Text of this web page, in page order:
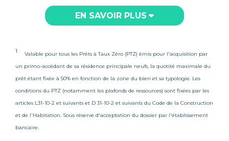
EN SAVOIR PLUS
1
Valable pour tous les Prêts à Taux Zéro (PTZ) émis pour l'acquisition par
un primo-accédant de sa résidence principale neufs, la quotité maximale du
prêt étant fixée à 50% en fonction de la zone du bien et sa typologie. Les
conditions du PTZ (notamment les plafonds de ressources) sont fixées par les
articles L31-10-2 et suivants et D 31-10-2 et suivants du Code de la Construction
et de l'Habitation. Sous réserve d'acceptation du dossier par l'établissement
bancaire.